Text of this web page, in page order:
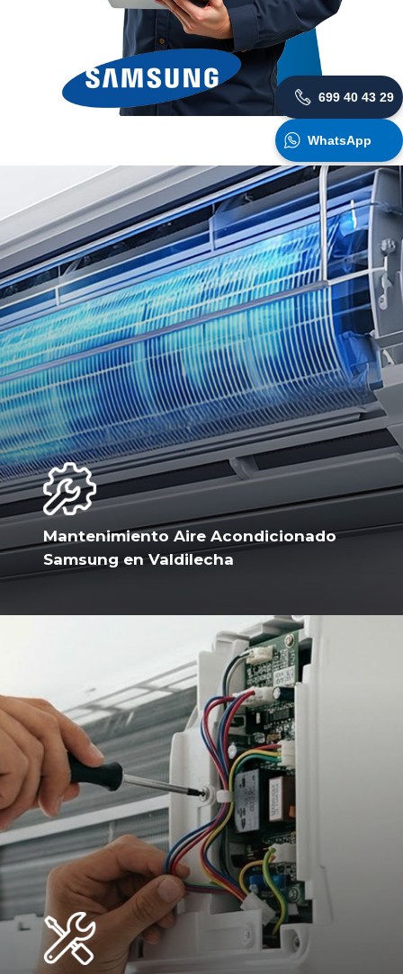
Mantenimiento Aire Acondicionado
Samsung en Valdilecha
699 40 43 29
WhatsApp